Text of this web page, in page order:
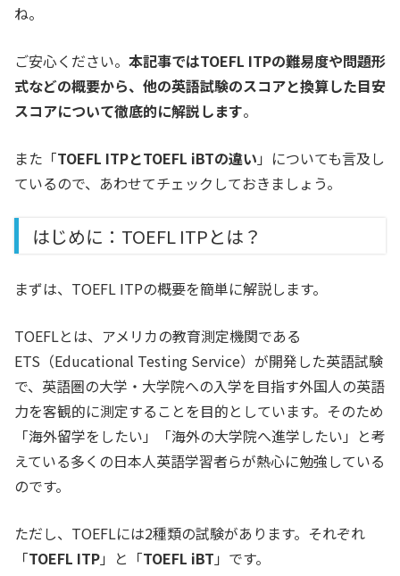
ね。
ご安心ください。 本記事ではTOEFL ITPの難易度や問題形
式などの概要から、他の英語試験のスコアと換算した目安
スコアについて徹底的に解説します。
また 「TOEFL ITPとTOEFL iBTの違い 」 についても言及し
ているので、あわせてチェックしておきましょう。
はじめに：TOEFL ITPとは？
まずは、TOEFL ITPの概要を簡単に解説します。
TOEFLとは、アメリカの教育測定機関である
ETS（Educational Testing Service）が開発した英語試験
で、英語圏の大学・大学院への入学を目指す外国人の英語
力を客観的に測定することを目的としています。そのため
「海外留学をしたい」「海外の大学院へ進学したい」と考
えている多くの日本人英語学習者らが熱心に勉強している
のです。
ただし、TOEFLには2種類の試験があります。それぞれ
「TOEFL ITP」と「TOEFL iBT 」 です。